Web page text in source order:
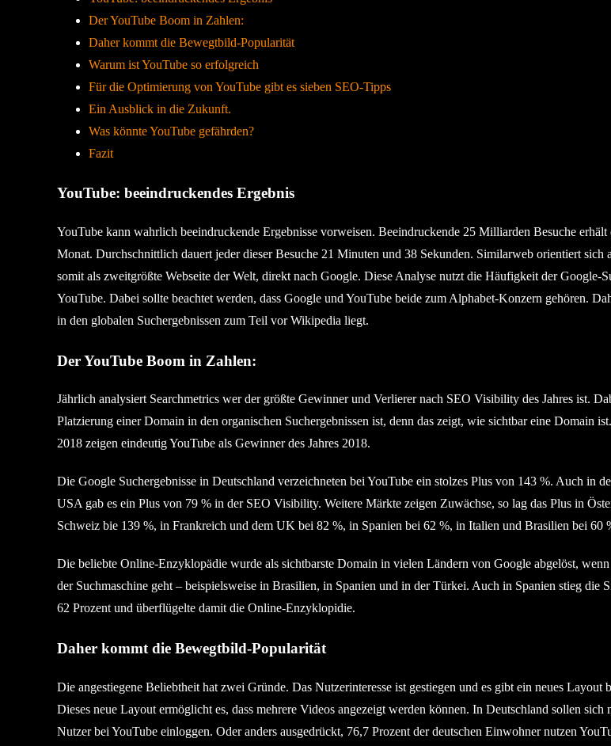
Der YouTube Boom in Zahlen:
Daher kommt die Bewegtbild-Popularität
Warum ist YouTube so erfolgreich
Für die Optimierung von YouTube gibt es sieben SEO-Tipps
Ein Ausblick in die Zukunft.
Was könnte YouTube gefährden?
Fazit
YouTube: beeindruckendes Ergebnis
YouTube kann wahrlich beeindruckende Ergebnisse vorweisen. Beeindruckende 25 Milliarden Besuche
Monat. Durchschnittlich dauert jeder dieser Besuche 21 Minuten und 38 Sekunden. Similarweb orientiert sich
somit als zweitgrößte Webseite der Welt, direkt nach Google. Diese Analyse nutzt die Häufigkeit der Google-
YouTube. Dabei sollte beachtet werden, dass Google und YouTube beide zum Alphabet-Konzern gehören.
in den globalen Suchergebnissen zum Teil vor Wikipedia liegt.
Der YouTube Boom in Zahlen:
Jährlich analysiert Searchmetrics wer der größte Gewinner und Verlierer nach SEO Visibility des Jahres ist.
Platzierung einer Domain in den organischen Suchergebnissen ist, denn das zeigt, wie sichtbar eine Domain
2018 zeigen eindeutig YouTube als Gewinner des Jahres 2018.
Die Google Suchergebnisse in Deutschland verzeichneten bei YouTube ein stolzes Plus von 143 %. Auch in
USA gab es ein Plus von 79 % in der SEO Visibility. Weitere Märkte zeigen Zuwächse, so lag das Plus in
Schweiz bie 139 %, in Frankreich und dem UK bei 82 %, in Spanien bei 62 %, in Italien und Brasilien bei 60
Die beliebte Online-Enzyklopädie wurde als sichtbarste Domain in vielen Ländern von Google abgelöst, wenn
der Suchmaschine geht – beispielsweise in Brasilien, in Spanien und in der Türkei. Auch in Spanien stieg die
62 Prozent und überflügelte damit die Online-Enzyklopidie.
Daher kommt die Bewegtbild-Popularität
Die angestiegene Beliebtheit hat zwei Gründe. Das Nutzerinteresse ist gestiegen und es gibt ein neues Layout
Dieses neue Layout ermöglicht es, dass mehrere Videos angezeigt werden können. In Deutschland sollen
Nutzer bei YouTube einloggen. Oder anders ausgedrückt, 76,7 Prozent der deutschen Einwohner nutzen